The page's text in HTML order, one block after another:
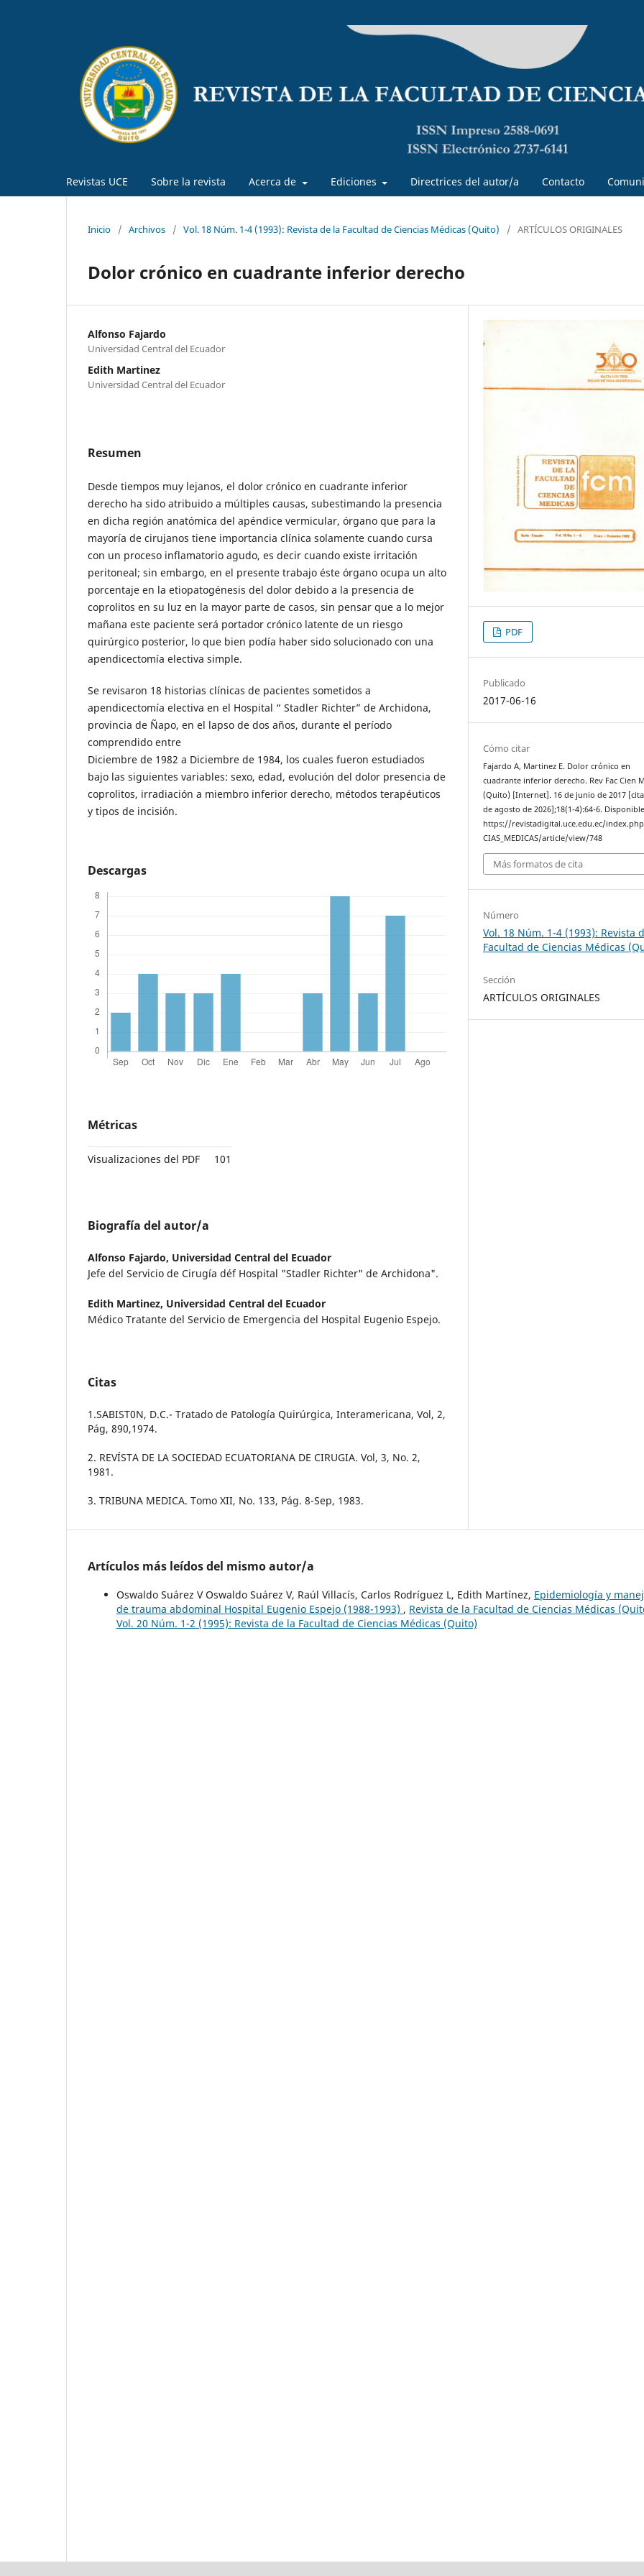
Revistas UCE Sobre la revista Acerca de Ediciones Directrices del autor/a Contacto
Inicio / Archivos / Vol. 18 Núm. 1-4 (1993): Revista de la Facultad de Ciencias Médicas (Quito) / ARTÍCULOS ORIGINALES
Dolor crónico en cuadrante inferior derecho
Alfonso Fajardo
Universidad Central del Ecuador
Edith Martinez
Universidad Central del Ecuador
Resumen
Desde tiempos muy lejanos, el dolor crónico en cuadrante inferior
derecho ha sido atribuido a múltiples causas, subestimando la presencia
en dicha región anatómica del apéndice vermicular, órgano que para la
mayoría de cirujanos tiene importancia clínica solamente cuando cursa
con un proceso inflamatorio agudo, es decir cuando existe irritación
peritoneal; sin embargo, en el presente trabajo éste órgano ocupa un alto
porcentaje en la etiopatogénesis del dolor debido a la presencia de
coprolitos en su luz en la mayor parte de casos, sin pensar que a lo mejor
mañana este paciente será portador crónico latente de un riesgo
quirúrgico posterior, lo que bien podía haber sido solucionado con una
apendicectomía electiva simple.
Se revisaron 18 historias clínicas de pacientes sometidos a
apendicectomía electiva en el Hospital “ Stadler Richter” de Archidona,
provincia de Ñapo, en el lapso de dos años, durante el período
comprendido entre
Diciembre de 1982 a Diciembre de 1984, los cuales fueron estudiados
bajo las siguientes variables: sexo, edad, evolución del dolor presencia de
coprolitos, irradiación a miembro inferior derecho, métodos terapéuticos
y tipos de incisión.
Descargas
Métricas
Visualizaciones del PDF 101
Biografía del autor/a
Alfonso Fajardo, Universidad Central del Ecuador
Jefe del Servicio de Cirugía déf Hospital "Stadler Richter" de Archidona".
Edith Martinez, Universidad Central del Ecuador
Médico Tratante del Servicio de Emergencia del Hospital Eugenio Espejo.
Citas
1.SABIST0N, D.C.- Tratado de Patología Quirúrgica, Interamericana, Vol, 2,
Pág, 890,1974.
2. REVÍSTA DE LA SOCIEDAD ECUATORIANA DE CIRUGIA. Vol, 3, No. 2,
1981.
3. TRIBUNA MEDICA. Tomo XII, No. 133, Pág. 8-Sep, 1983.
PDF
Publicado
2017-06-16
Cómo citar
Fajardo A, Martinez E. Dolor crónico en
cuadrante inferior derecho. Rev Fac Cien
(Quito) [Internet]. 16 de junio de 2017
de agosto de 2026];18(1-4):64-6.
https://revistadigital.uce.edu.ec/
CIAS_MEDICAS/article/view/748
Más formatos de cita
Número
Vol. 18 Núm. 1-4 (1993): Revista
Facultad de Ciencias Médicas
Sección
ARTÍCULOS ORIGINALES
Artículos más leídos del mismo autor/a
Oswaldo Suárez V Oswaldo Suárez V, Raúl Villacís, Carlos Rodríguez L, Edith Martínez, Epidemiología y
de trauma abdominal Hospital Eugenio Espejo (1988-1993) , Revista de la Facultad de Ciencias Médicas
Vol. 20 Núm. 1-2 (1995): Revista de la Facultad de Ciencias Médicas (Quito)